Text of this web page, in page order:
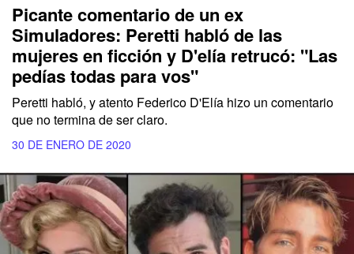
Picante comentario de un ex
Simuladores: Peretti habló de las
mujeres en ficción y D'elía retrucó: "Las
pedías todas para vos"
Peretti habló, y atento Federico D'Elía hizo un comentario
que no termina de ser claro.
30 DE ENERO DE 2020